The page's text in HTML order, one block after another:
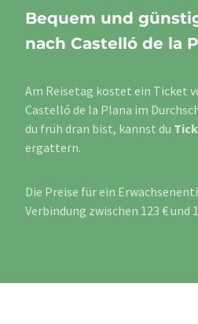
Bequem und
nach Castelló de la
Am Reisetag kostet ein Ticket
Castelló de la Plana im
du früh dran bist, kannst du
ergattern.
Die Preise für ein
Verbindung zwischen 123 € und